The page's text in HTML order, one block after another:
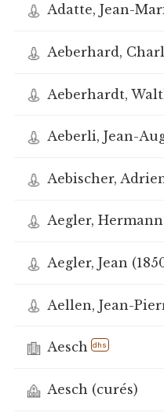
Adatte, Jean-
Aeberhard,
Aeberhardt,
Aeberli, Jean-
Aebischer,
Aegler, Hermann
Aegler, Jean
Aellen, Jean-
Aesch dhs
Aesch (curés)